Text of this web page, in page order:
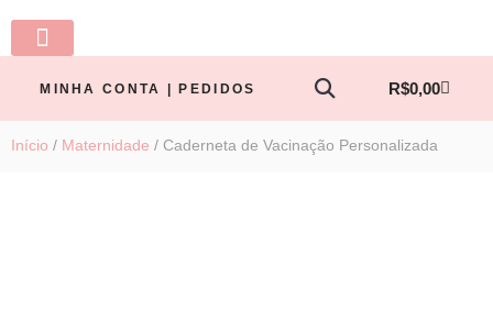
MINHA CONTA | PEDIDOS R$0,00
Início / Maternidade / Caderneta de Vacinação Personalizada